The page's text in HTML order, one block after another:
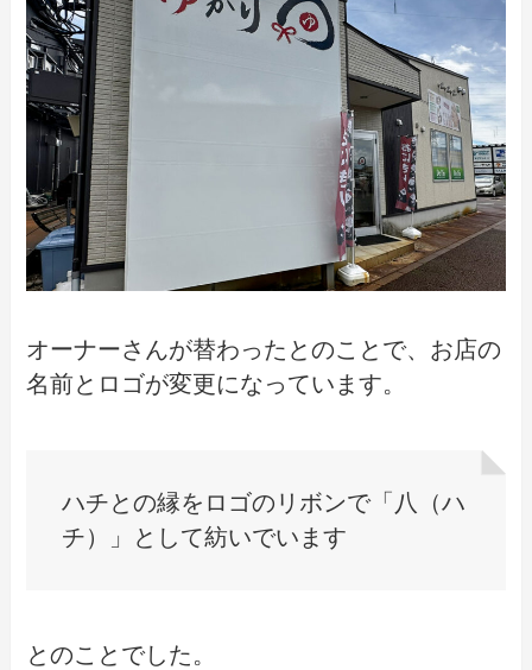
オーナーさんが替わったとのことで、お店の
名前とロゴが変更になっています。
ハチとの縁をロゴのリボンで「八（ハ
チ）」として紡いでいます
とのことでした。